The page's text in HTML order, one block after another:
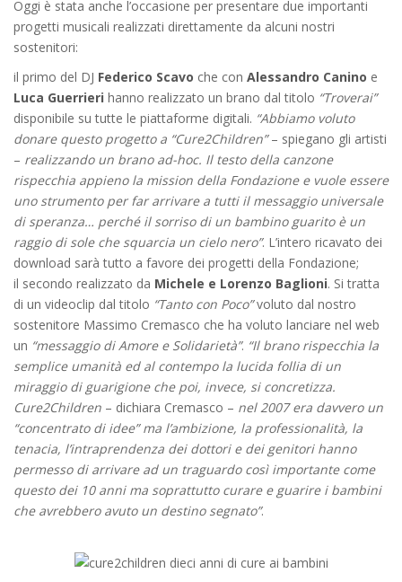
Oggi è stata anche l’occasione per presentare due importanti
progetti musicali realizzati direttamente da alcuni nostri
sostenitori:
il primo del DJ Federico Scavo che con Alessandro Canino e
Luca Guerrieri hanno realizzato un brano dal titolo “Troverai”
disponibile su tutte le piattaforme digitali. “Abbiamo voluto
donare questo progetto a “Cure2Children”– spiegano gli artisti
– realizzando un brano ad-hoc. Il testo della canzone
rispecchia appieno la mission della Fondazione e vuole essere
uno strumento per far arrivare a tutti il messaggio universale
di speranza… perché il sorriso di un bambino guarito è un
raggio di sole che squarcia un cielo nero”. L’intero ricavato dei
download sarà tutto a favore dei progetti della Fondazione;
il secondo realizzato da Michele e Lorenzo Baglioni. Si tratta
di un videoclip dal titolo “Tanto con Poco”voluto dal nostro
sostenitore Massimo Cremasco che ha voluto lanciare nel web
un “messaggio di Amore e Solidarietà”. “Il brano rispecchia la
semplice umanità ed al contempo la lucida follia di un
miraggio di guarigione che poi, invece, si concretizza.
Cure2Children – dichiara Cremasco – nel 2007 era davvero un
“concentrato di idee” ma l’ambizione, la professionalità, la
tenacia, l’intraprendenza dei dottori e dei genitori hanno
permesso di arrivare ad un traguardo così importante come
questo dei 10 anni ma soprattutto curare e guarire i bambini
che avrebbero avuto un destino segnato”.